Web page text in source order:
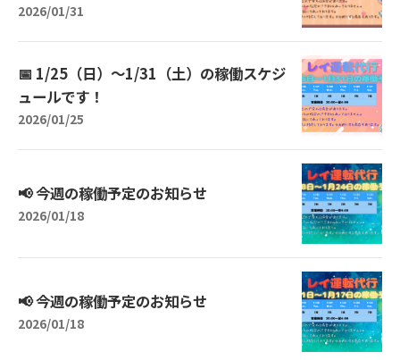
2026/01/31
📅 1/25（日）〜1/31（土）の稼働スケジ
ュールです！
2026/01/25
📢 今週の稼働予定のお知らせ
2026/01/18
📢 今週の稼働予定のお知らせ
2026/01/18